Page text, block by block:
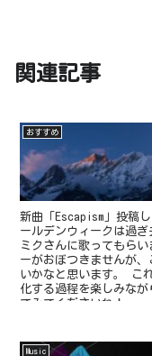
関連記事
おすすめ
新曲「Escapism」投稿
ールデンウィークは過
ミクさんに歌ってもら
ーがおぼつきませんが
いかなと思います。 こ
化する過程を楽しみな
てみてくださいね！
Music